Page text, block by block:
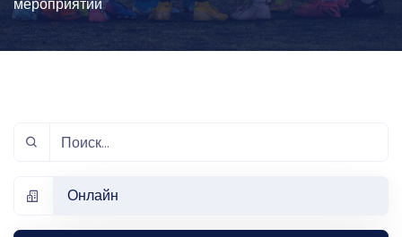
Онлайн